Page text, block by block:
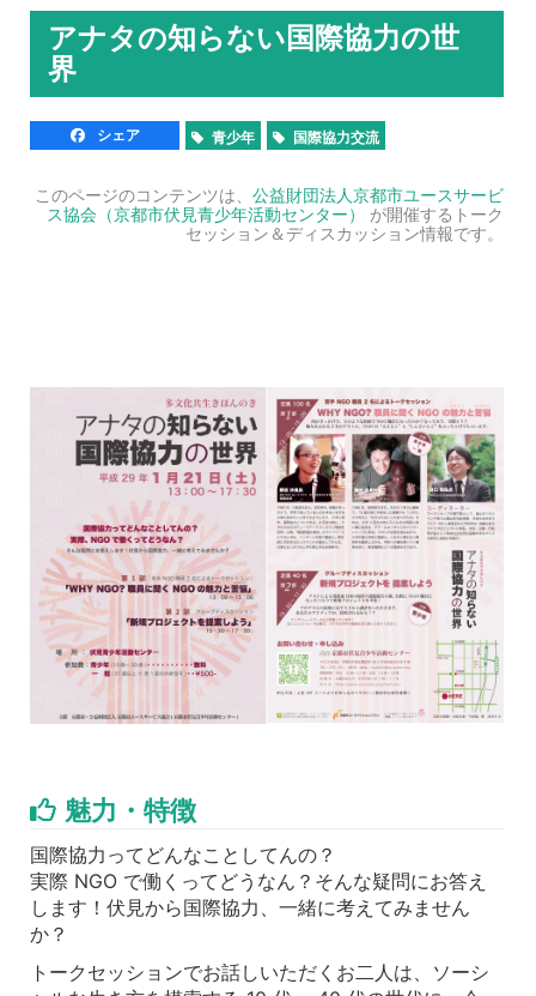
アナタの知らない国際協力の世
界
シェア 青少年 国際協力交流
このページのコンテンツは、 公益財団法人京都市ユースサービ
ス協会（京都市伏見青少年活動センター）
が開催するトーク
セッション＆ディスカッション情報です。
魅力・特徴
国際協力ってどんなことしてんの？
実際 NGO で働くってどうなん？そんな疑問にお答え
します！伏見から国際協力、一緒に考えてみません
か？
トークセッションでお話しいただくお二人は、ソーシ